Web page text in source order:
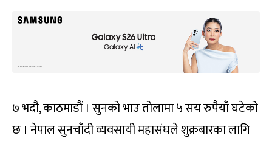
७ भदौ, काठमाडौं । सुनको भाउ तोलामा ५ सय रुपैयाँ घटेको
छ । नेपाल सुनचाँदी व्यवसायी महासंघले शुक्रबारका लागि